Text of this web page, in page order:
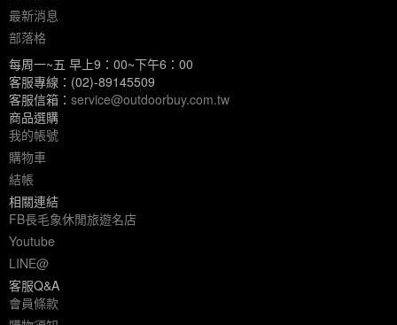
最新消息
部落格
每周一~五 早上9：00~下午6：00
客服專線：(02)-89145509
客服信箱： service@outdoorbuy.com.tw
商品選購
我的帳號
購物車
結帳
相關連結
FB長毛象休閒旅遊名店
Youtube
LINE@
客服Q&A
會員條款